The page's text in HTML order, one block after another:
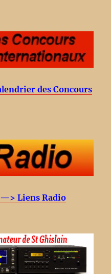
des Concours
Liens Radio